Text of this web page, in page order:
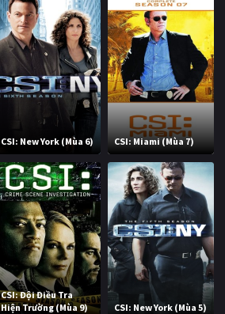
CSI: New York (Mùa 6) CSI: Miami (Mùa 7)
CSI: Đội Điều Tra
Hiện Trường (Mùa 9)
CSI: New York (Mùa 5)